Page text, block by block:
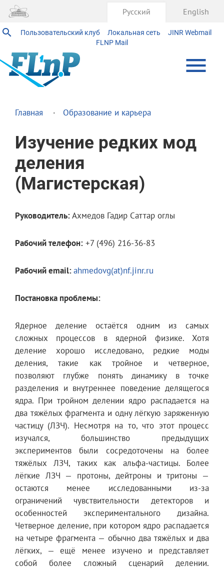
Пользовательский клуб Локальная сеть
JINR Webmail
FLNP Mail
Русский English
Главная Образование и карьера
Изучение редких мод
деления
(Магистерская)
Руководитель:Ахмедов Гадир Саттар оглы
Рабочий телефон: +7 (496) 216-36-83
Рабочий email:ahmedovg(at)nf.jinr.ru
Постановка проблемы:
Ядерное деление остаётся одним из самых
сложных процессов в ядерной физике. Хотя
деление хорошо исследовано, редкие моды
деления, такие как тройное и четверное,
позволяют глубже понять динамику в точке
разделения и внутреннее поведение делящегося
ядра. При тройном делении ядро распадается на
два тяжёлых фрагмента и одну лёгкую заряженную
частицу (ЛЗЧ). Несмотря на то, что этот процесс
изучался, большинство предыдущих
экспериментов были сосредоточены на более
тяжёлых ЛЗЧ, таких как альфа-частицы. Более
лёгкие ЛЗЧ — протоны, дейтроны и тритоны —
остаются менее исследованными из-за
ограничений чувствительности детекторов и
особенностей экспериментального дизайна.
Четверное деление, при котором ядро распадается
на четыре фрагмента — обычно два тяжёлых и два
лёгких, — ещё менее изучено и представляет
собой более сложный сценарий делении.